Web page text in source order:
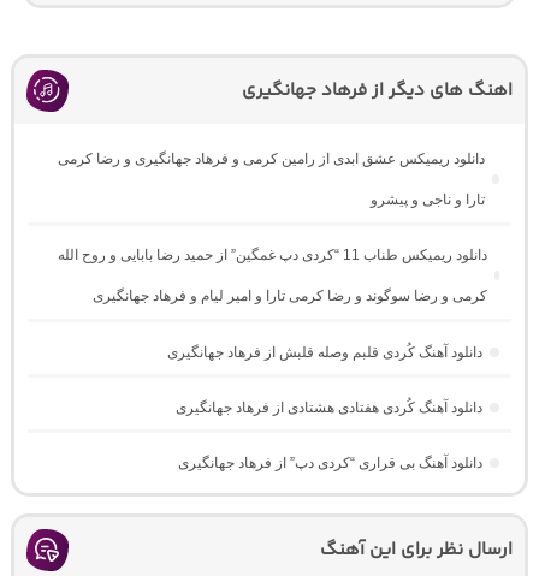
اهنگ های دیگر از فرهاد جهانگیری
دانلود ریمیکس عشق ابدی از رامین کرمی و فرهاد جهانگیری و رضا کرمی
تارا و ناجی و پیشرو
دانلود ریمیکس طناب 11 “کردی دپ غمگین” از حمید رضا بابایی و روح الله
کرمی و رضا سوگوند و رضا کرمی تارا و امیر لیام و فرهاد جهانگیری
دانلود آهنگ کُردی قلبم وصله قلبش از فرهاد جهانگیری
دانلود آهنگ کُردی هفتادی هشتادی از فرهاد جهانگیری
دانلود آهنگ بی قراری “کردی دپ” از فرهاد جهانگیری
ارسال نظر برای این آهنگ